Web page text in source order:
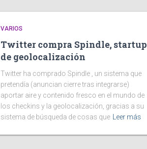
VARIOS
Twitter compra Spindle, startup
de geolocalización
Twitter ha comprado Spindle , un sistema que
pretendía (anuncian cierre tras integrarse)
aportar aire y contenido fresco en el mundo de
los checkins y la geolocalización, gracias a su
sistema de búsqueda de cosas que
Leer más